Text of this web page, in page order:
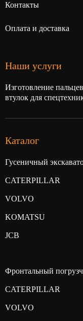
Наши услуги
Изготовление
втулок для
Контакты
Оплата и доставка
Каталог
Гусеничный
CATERPILLAR
VOLVO
KOMATSU
JCB
Фронтальный
CATERPILLAR
VOLVO